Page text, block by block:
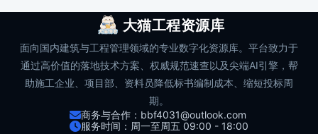
大猫工程资源库
面向国内建筑与工程管理领域的专业数字化资源库。平台致力于
通过高价值的落地技术方案、权威规范速查以及尖端AI引擎，帮
助施工企业、项目部、资料员降低标书编制成本、缩短投标周
期。
商务与合作：bbf4031@outlook.com
服务时间：周一至周五 09:00 - 18:00